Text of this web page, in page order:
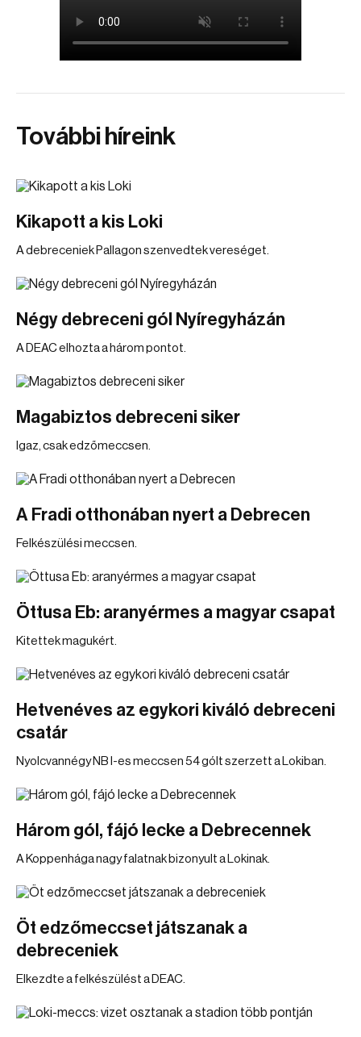
További híreink
Kikapott a kis Loki
A debreceniek Pallagon szenvedtek vereséget.
Négy debreceni gól Nyíregyházán
A DEAC elhozta a három pontot.
Magabiztos debreceni siker
Igaz, csak edzőmeccsen.
A Fradi otthonában nyert a Debrecen
Felkészülési meccsen.
Öttusa Eb: aranyérmes a magyar csapat
Kitettek magukért.
Hetvenéves az egykori kiváló debreceni
csatár
Nyolcvannégy NB I-es meccsen 54 gólt szerzett a Lokiban.
Három gól, fájó lecke a Debrecennek
A Koppenhága nagy falatnak bizonyult a Lokinak.
Öt edzőmeccset játszanak a
debreceniek
Elkezdte a felkészülést a DEAC.